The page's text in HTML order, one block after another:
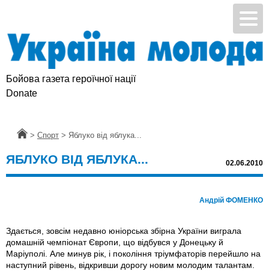
Бойова газета героїчної нації
Donate
Головна
> Спорт > Яблуко від яблука...
ЯБЛУКО ВІД ЯБЛУКА... 02.06.2010
Андрій ФОМЕНКО
Здається, зовсім недавно юніорська збірна України виграла
домашній чемпіонат Європи, що відбувся у Донецьку й
Маріуполі. Але минув рік, і покоління тріумфаторів перейшло на
наступний рівень, відкривши дорогу новим молодим талантам.